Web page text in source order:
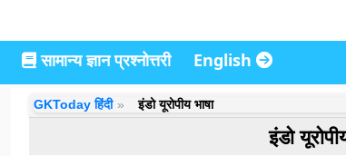
सामान्य ज्ञान प्रश्नोत्तरी English
GKToday हिंदी इंडो यूरोपीय भाषा
इंडो